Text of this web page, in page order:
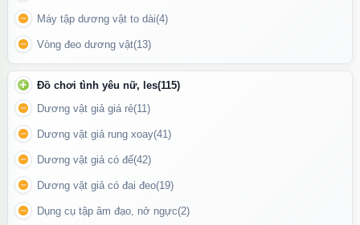
Máy tập dương vật to dài(4)
Vòng đeo dương vật(13)
Đồ chơi tình yêu nữ, les(115)
Dương vật giả giá rẻ(11)
Dương vật giả rung xoay(41)
Dương vật giả có đế(42)
Dương vật giả có đai đeo(19)
Dụng cụ tập âm đạo, nở ngực(2)